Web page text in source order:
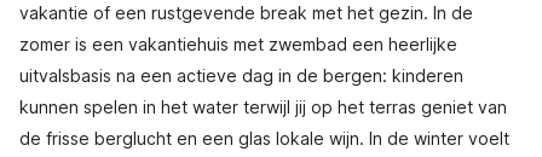
vakantie of een rustgevende break met het gezin. In de
zomer is een vakantiehuis met zwembad een heerlijke
uitvalsbasis na een actieve dag in de bergen: kinderen
kunnen spelen in het water terwijl jij op het terras geniet van
de frisse berglucht en een glas lokale wijn. In de winter voelt